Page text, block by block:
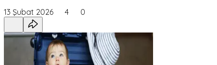
13 Şubat 2026 4 0